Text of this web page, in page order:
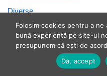
Diverse
Obiective și Obiceiuri
Folosim cookies pentru a ne
bună experiență pe site-ul
presupunem că ești de
Da, accept